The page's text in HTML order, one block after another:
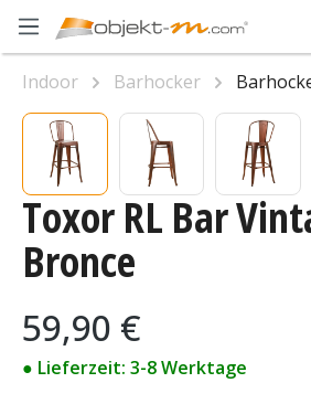
Zum Hauptinhalt springen
Toxor RL Bar
Bronce
Regulärer Preis:
59,90 €
● Lieferzeit: 3-8 Werktage
Indoor Barhocker
Bildergalerie überspringen